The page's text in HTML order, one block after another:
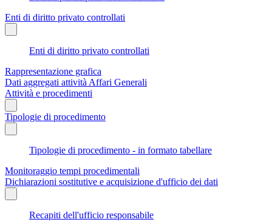
Enti di diritto privato controllati
Enti di diritto privato controllati
Rappresentazione grafica
Dati aggregati attività Affari Generali
Attività e procedimenti
Tipologie di procedimento
Tipologie di procedimento - in formato tabellare
Monitoraggio tempi procedimentali
Dichiarazioni sostitutive e acquisizione d'ufficio dei dati
Recapiti dell'ufficio responsabile